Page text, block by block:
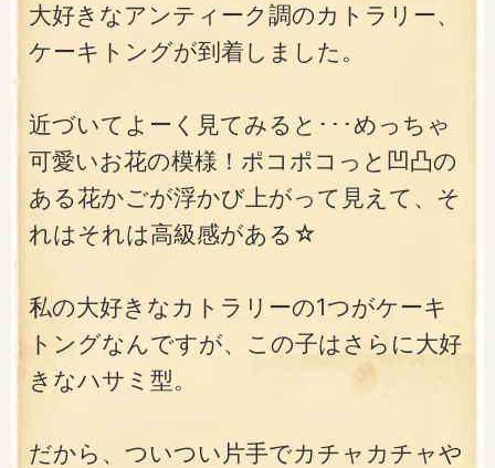
大好きなアンティーク調のカトラリー、
ケーキトングが到着しました。
近づいてよーく見てみると･･･めっちゃ
可愛いお花の模様！ポコポコっと凹凸の
ある花かごが浮かび上がって見えて、そ
れはそれは高級感がある☆
私の大好きなカトラリーの1つがケーキ
トングなんですが、この子はさらに大好
きなハサミ型。
だから、ついつい片手でカチャカチャや